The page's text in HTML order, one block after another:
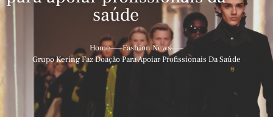
saúde
Home
Fashion News
Grupo Kering Faz Doação Para Apoiar Profissionais Da Saúde